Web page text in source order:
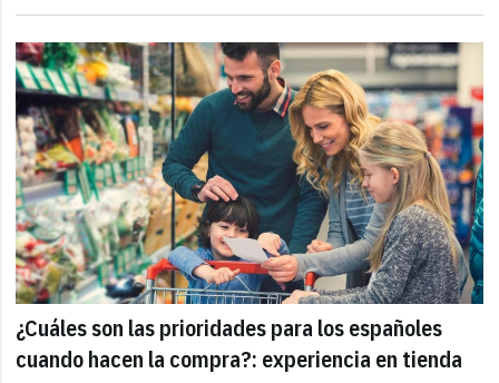
¿Cuáles son las prioridades para los españoles
cuando hacen la compra?: experiencia en tienda